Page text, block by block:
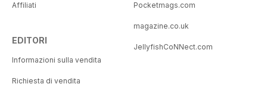
Affiliati
EDITORI
Informazioni sulla vendita
Richiesta di vendita
Pocketmags.com
magazine.co.uk
JellyfishCoNNect.com